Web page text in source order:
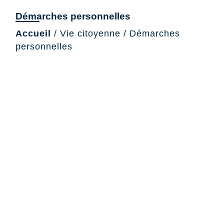
Démarches personnelles
Accueil / Vie citoyenne / Démarches
personnelles